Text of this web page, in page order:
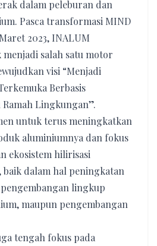
dalam peleburan dan
Pasca transformasi MIND
2023, INALUM
salah satu motor
visi “Menjadi
Berbasis
Lingkungan”.
untuk terus meningkatkan
aluminiumnya dan fokus
ekosistem hilirisasi
baik dalam hal peningkatan
lingkup
maupun pengembangan
tengah fokus pada